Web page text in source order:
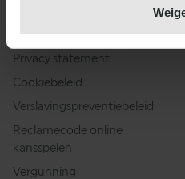
Deelnemersreglement
Privacy statement
Cookiebeleid
Verslavingspreventiebeleid
Reclamecode online
kansspelen
Vergunning